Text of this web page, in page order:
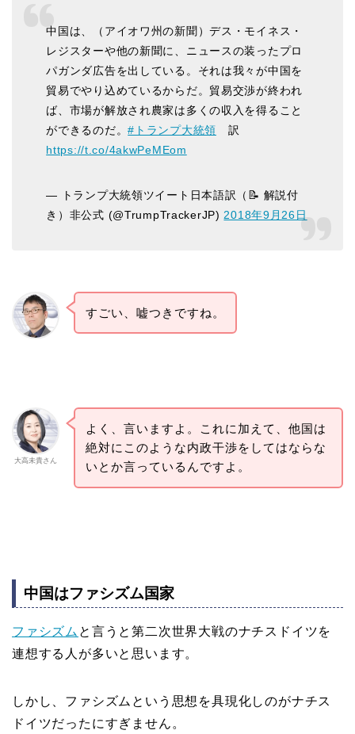
中国は、（アイオワ州の新聞）デス・モイネス・
レジスターや他の新聞に、ニュースの装ったプロ
パガンダ広告を出している。それは我々が中国を
貿易でやり込めているからだ。貿易交渉が終われ
ば、市場が解放され農家は多くの収入を得ること
ができるのだ。#トランプ大統領 訳
https://t.co/4akwPeMEom
— トランプ大統領ツイート日本語訳（📝 解説付
き）非公式 (@TrumpTrackerJP) 2018年9月26日
すごい、嘘つきですね。
大高未貴さん
よく、言いますよ。これに加えて、他国は
絶対にこのような内政干渉をしてはならな
いとか言っているんですよ。
中国はファシズム国家
ファシズム と言うと第二次世界大戦のナチスドイツを
連想する人が多いと思います。
しかし、ファシズムという思想を具現化しのがナチス
ドイツだったにすぎません。